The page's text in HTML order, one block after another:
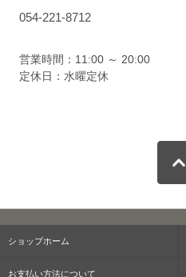
054-221-8712
営業時間：11:00 ～ 20:00
定休日：水曜定休
ショップホーム
お支払い方法について